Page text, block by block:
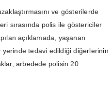
ve gösterilerde
sırasında polis ile göstericiler
açıklamada, yaşanan
yerinde tedavi edildiği diğerlerinin
arbedede polisin 20